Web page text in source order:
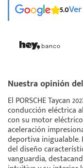
Nuestra opinión del
El PORSCHE Taycan
conducción eléctrica
con su motor
aceleración
deportiva inigualable.
del diseño
vanguardia,
5.0